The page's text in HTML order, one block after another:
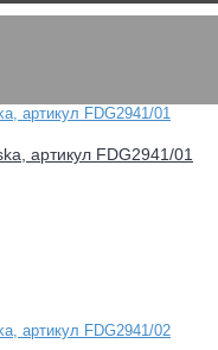
артикул FDG2941/01